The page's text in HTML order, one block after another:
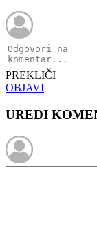
PREKLIČI
OBJAVI
UREDI